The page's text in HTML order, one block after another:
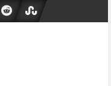
content